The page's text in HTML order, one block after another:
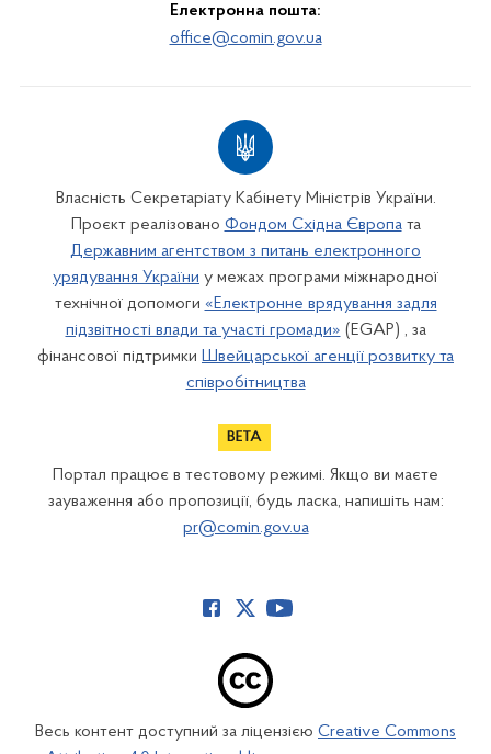
Електронна пошта:
office@comin.gov.ua
Власність Секретаріату Кабінету Міністрів України.
Проєкт реалізовано Фондом Східна Європата
Державним агентством з питань електронного
урядування України у межах програми міжнародної
технічної допомоги «Електронне врядування задля
підзвітності влади та участі громади» (EGAP) , за
фінансової підтримки Швейцарської агенції розвитку та
співробітництва
Портал працює в тестовому режимі. Якщо ви маєте
зауваження або пропозиції, будь ласка, напишіть нам:
pr@comin.gov.ua
Весь контент доступний за ліцензією Creative Commons